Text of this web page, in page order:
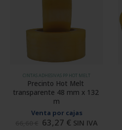
CINTAS ADHESIVAS PP HOT MELT
Precinto Hot Melt
transparente 48 mm x 132
m
Venta por cajas
63,27 € SIN IVA